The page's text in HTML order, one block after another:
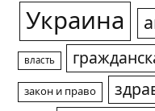
Украина
власть
закон и право